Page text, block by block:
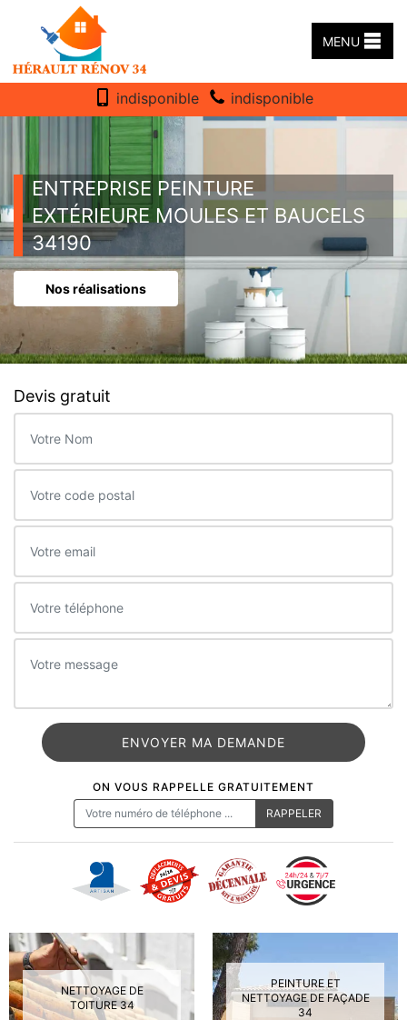
MENU
indisponible indisponible
ENTREPRISE PEINTURE
EXTÉRIEURE MOULES ET BAUCELS
34190
Nos réalisations
Devis gratuit
ON VOUS RAPPELLE GRATUITEMENT
NETTOYAGE DE
TOITURE 34
PEINTURE ET
NETTOYAGE DE FAÇADE
34